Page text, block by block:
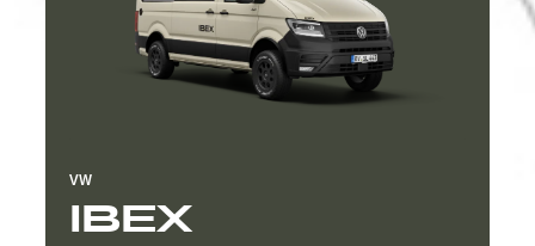
IBEX
VW